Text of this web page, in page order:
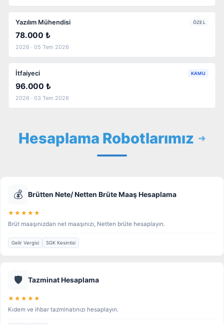
Yazılım Mühendisi ÖZEL
78.000 ₺
2026 · 05 Tem 2026
İtfaiyeci KAMU
96.000 ₺
2026 · 03 Tem 2026
Hesaplama Robotlarımız
💰 Brütten Nete/ Netten Brüte Maaş Hesaplama
★★★★★
Brüt maaşınızdan net maaşınızı, Netten brüte hesaplayın.
Gelir Vergisi SGK Kesintisi
🛡️ Tazminat Hesaplama
★★★★★
Kıdem ve ihbar tazminatınızı hesaplayın.